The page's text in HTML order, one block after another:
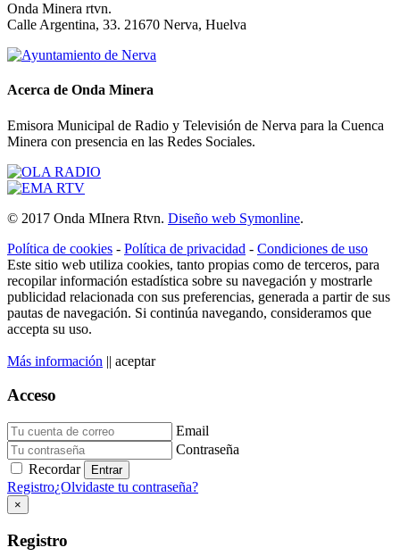
Ensayo solidario
Donación de Sangre
23 de Diciembre de 2025
Onda Minera rtvn.
Calle Argentina, 33. 21670 Nerva, Huelva
Acerca de Onda Minera
Emisora Municipal de Radio y Televisión de Nerva para la Cuenca
Minera con presencia en las Redes Sociales.
© 2017 Onda MInera Rtvn. Diseño web Symonline.
Política de cookies - Política de privacidad - Condiciones de uso
Este sitio web utiliza cookies, tanto propias como de terceros, para
recopilar información estadística sobre su navegación y mostrarle
publicidad relacionada con sus preferencias, generada a partir de sus
pautas de navegación. Si continúa navegando, consideramos que
accepta su uso.
Más información || aceptar
Acceso
Email
Contraseña
Recordar
Registro¿Olvidaste tu contraseña?
×
Registro